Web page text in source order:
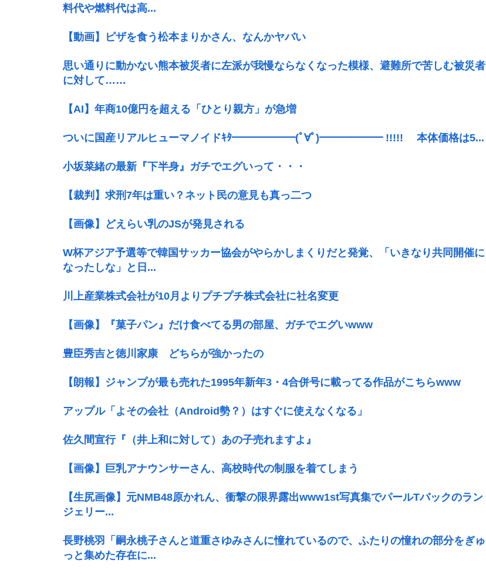
料代や燃料代は高...
【動画】ピザを食う松本まりかさん、なんかヤバい
思い通りに動かない熊本被災者に左派が我慢ならなくなった模様、避難所で苦しむ被災者
に対して……
【AI】年商10億円を超える「ひとり親方」が急増
ついに国産リアルヒューマノイドｷﾀ━━━━━━(ﾟ∀ﾟ)━━━━━━ !!!!! 本体価格は5...
小坂菜緒の最新『下半身』ガチでエグいって・・・
【裁判】求刑7年は重い？ネット民の意見も真っ二つ
【画像】どえらい乳のJSが発見される
W杯アジア予選等で韓国サッカー協会がやらかしまくりだと発覚、「いきなり共同開催に
なったしな」と日...
川上産業株式会社が10月よりプチプチ株式会社に社名変更
【画像】『菓子パン』だけ食べてる男の部屋、ガチでエグいwww
豊臣秀吉と徳川家康 どちらが強かったの
【朗報】ジャンプが最も売れた1995年新年3・4合併号に載ってる作品がこちらwww
アップル「よその会社（Android勢？）はすぐに使えなくなる」
佐久間宣行『（井上和に対して）あの子売れますよ』
【画像】巨乳アナウンサーさん、高校時代の制服を着てしまう
【生尻画像】元NMB48原かれん、衝撃の限界露出www1st写真集でパールTバックのラン
ジェリー...
長野桃羽「嗣永桃子さんと道重さゆみさんに憧れているので、ふたりの憧れの部分をぎゅ
っと集めた存在に...